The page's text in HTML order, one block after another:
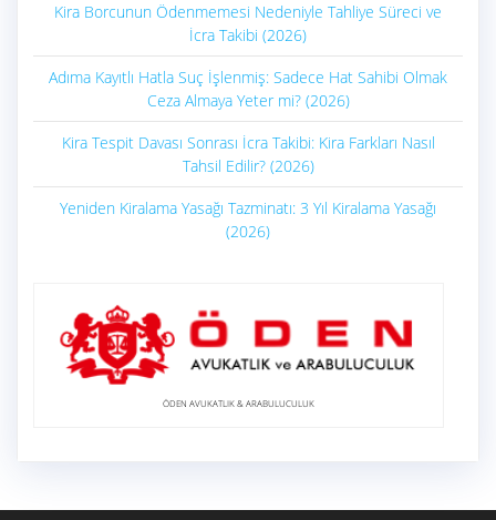
Kira Borcunun Ödenmemesi Nedeniyle Tahliye Süreci ve
İcra Takibi (2026)
Adıma Kayıtlı Hatla Suç İşlenmiş: Sadece Hat Sahibi Olmak
Ceza Almaya Yeter mi? (2026)
Kira Tespit Davası Sonrası İcra Takibi: Kira Farkları Nasıl
Tahsil Edilir? (2026)
Yeniden Kiralama Yasağı Tazminatı: 3 Yıl Kiralama Yasağı
(2026)
ÖDEN AVUKATLIK & ARABULUCULUK